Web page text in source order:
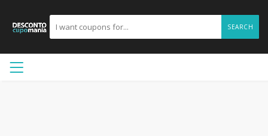
SEARCH